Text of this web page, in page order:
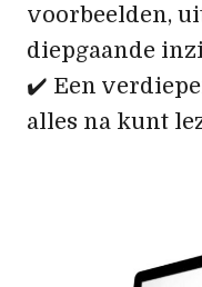
voorbeelden,
diepgaande
✔️ Een
alles na kunt